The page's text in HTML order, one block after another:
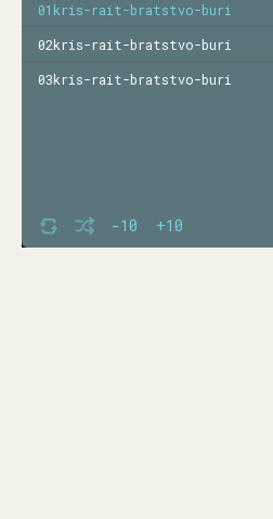
-10 +10
01kris-rait-bratstvo-buri
02kris-rait-bratstvo-buri
03kris-rait-bratstvo-buri